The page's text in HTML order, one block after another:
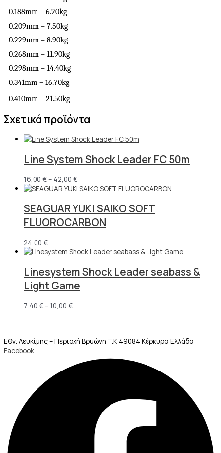
0.188mm – 6.20kg
0.209mm – 7.50kg
0.229mm – 8.90kg
0.268mm – 11.90kg
0.298mm – 14.40kg
0.341mm – 16.70kg
0.410mm – 21.50kg
Σχετικά προϊόντα
Line System Shock Leader FC 50m
16,00 €– 42,00 €
SEAGUAR YUKI SAIKO SOFT
FLUOROCARBON
24,00 €
Linesystem Shock Leader seabass &
Light Game
7,40 €– 10,00 €
Εθν. Λευκίμης – Περιοχή Βρυώνη T.K 49084 Κέρκυρα Ελλάδα
Facebook